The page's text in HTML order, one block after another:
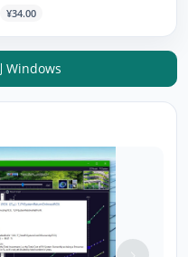
¥34.00
Windows